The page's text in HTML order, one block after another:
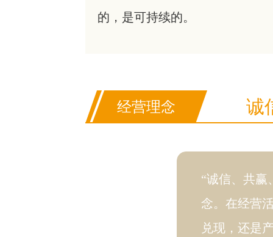
的，是可持续的。
经营理念 诚
“诚信、共赢
念。在经营
兑现，还是